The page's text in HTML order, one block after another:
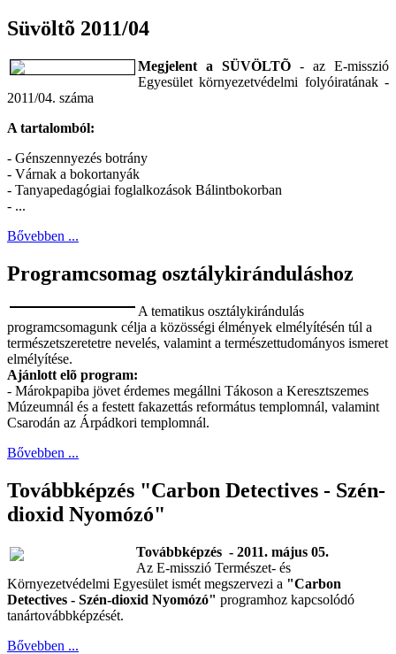
Süvöltõ 2011/04
Megjelent a SÜVÖLTÕ - az E-misszió
Egyesület környezetvédelmi folyóiratának -
2011/04. száma
A tartalomból:
- Génszennyezés botrány
- Várnak a bokortanyák
- Tanyapedagógiai foglalkozások Bálintbokorban
- ...
Bővebben ...
Programcsomag osztálykiránduláshoz
A tematikus osztálykirándulás
programcsomagunk célja a közösségi élmények elmélyítésén túl a
természetszeretetre nevelés, valamint a természettudományos ismeret
elmélyítése.
Ajánlott elõ program:
- Márokpapiba jövet érdemes megállni Tákoson a Keresztszemes
Múzeumnál és a festett fakazettás református templomnál, valamint
Csarodán az Árpádkori templomnál.
Bővebben ...
Továbbképzés "Carbon Detectives - Szén-
dioxid Nyomózó"
Továbbképzés - 2011. május 05.
Az E-misszió Természet- és
Környezetvédelmi Egyesület ismét megszervezi a "Carbon
Detectives - Szén-dioxid Nyomózó" programhoz kapcsolódó
tanártovábbképzését.
Bővebben ...